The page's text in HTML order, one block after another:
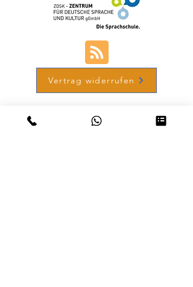
Vertrag widerrufen